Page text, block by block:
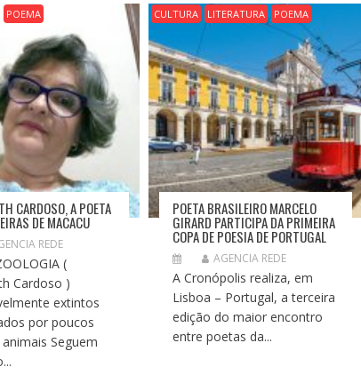
POEMA
CARDOSO, A POETA
DE MACACU
REDE
(
Cardoso )
extintos
por poucos
animais Seguem
CULTURA LITERATURA POEMA
POETA BRASILEIRO MARCELO
GIRARD PARTICIPA DA PRIMEIRA
COPA DE POESIA DE PORTUGAL
AGENCIA REDE
A Cronópolis realiza, em
Lisboa – Portugal, a terceira
edição do maior encontro
entre poetas da...